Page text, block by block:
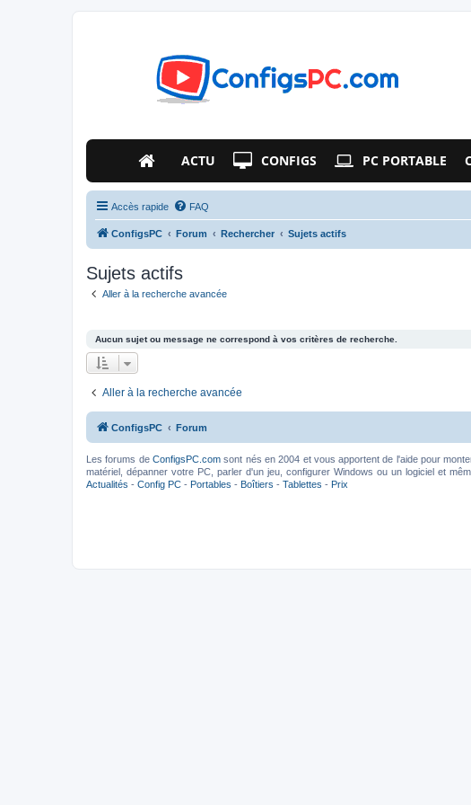
ACTU CONFIGS PC PORTABLE
Accès rapide FAQ
ConfigsPC Forum Rechercher Sujets actifs
Sujets actifs
Aller à la recherche avancée
Aucun sujet ou message ne correspond à vos critères de recherche.
Aller à la recherche avancée
ConfigsPC Forum
Les forums de ConfigsPC.comsont nés en 2004 et vous apportent de l'aide pour
matériel, dépanner votre PC, parler d'un jeu, configurer Windows ou un logiciel et
Actualités - Config PC - Portables - Boîtiers - Tablettes - Prix